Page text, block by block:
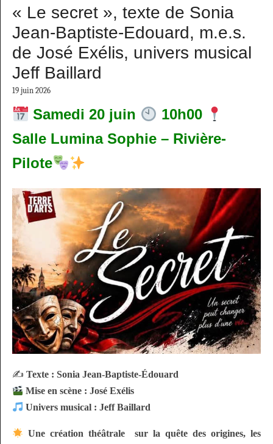
« Le secret », texte de Sonia
Jean-Baptiste-Edouard, m.e.s.
de José Exélis, univers musical
Jeff Baillard
19 juin 2026
Samedi 20 juin
10h00
Salle Lumina Sophie – Rivière-
Pilote
✍️ Texte : Sonia Jean-Baptiste-Édouard
Mise en scène : José Exélis
Univers musical : Jeff Baillard
Une création théâtrale sur la quête des origines, les